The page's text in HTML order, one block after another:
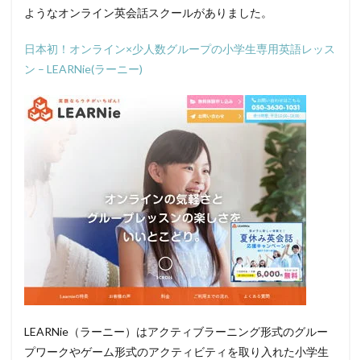
ようなオンライン英会話スクールがありました。
日本初！オンライン×少人数グループの小学生専用英語レッス
ン – LEARNie(ラーニー)
LEARNie（ラーニー）はアクティブラーニング形式のグルー
プワークやゲーム形式のアクティビティを取り入れた小学生